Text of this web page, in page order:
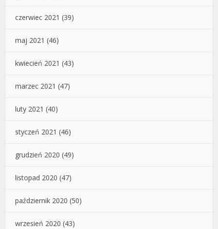
czerwiec 2021 (39)
maj 2021 (46)
kwiecień 2021 (43)
marzec 2021 (47)
luty 2021 (40)
styczeń 2021 (46)
grudzień 2020 (49)
listopad 2020 (47)
październik 2020 (50)
wrzesień 2020 (43)